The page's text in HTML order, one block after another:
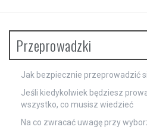
Przeprowadzki
Jak bezpiecznie przeprowadzić
Jeśli kiedykolwiek będziesz
wszystko, co musisz wiedzieć
Na co zwracać uwagę przy